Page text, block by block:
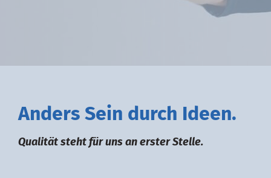
Anders Sein durch deen.
Qualität steht für uns an erster Stelle.